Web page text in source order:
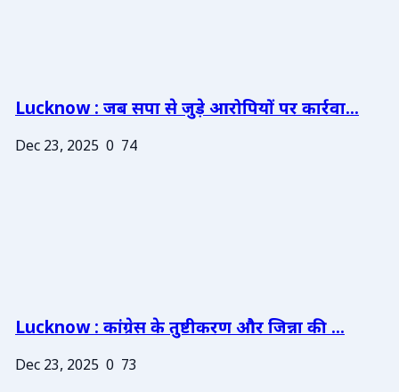
Lucknow : जब सपा से जुड़े आरोपियों पर कार्रवा...
Dec 23, 2025 0 74
Lucknow : कांग्रेस के तुष्टीकरण और जिन्ना की ...
Dec 23, 2025 0 73